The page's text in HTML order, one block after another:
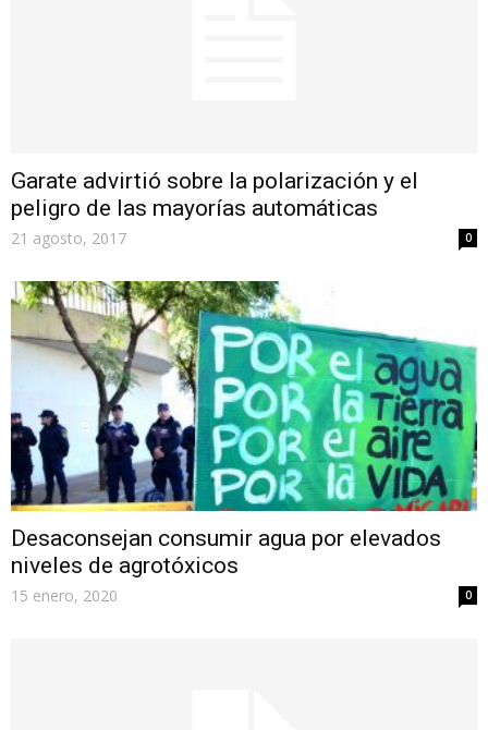
Garate advirtió sobre la polarización y el
peligro de las mayorías automáticas
21 agosto, 2017 0
Desaconsejan consumir agua por elevados
niveles de agrotóxicos
15 enero, 2020 0